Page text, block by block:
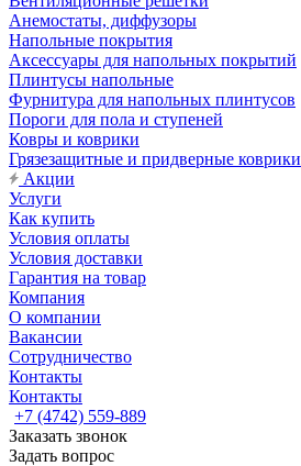
Анемостаты, диффузоры
Напольные покрытия
Аксессуары для напольных покрытий
Плинтусы напольные
Фурнитура для напольных плинтусов
Пороги для пола и ступеней
Ковры и коврики
Грязезащитные и придверные коврики
Акции
Услуги
Как купить
Условия оплаты
Условия доставки
Гарантия на товар
Компания
О компании
Вакансии
Сотрудничество
Контакты
Контакты
+7 (4742) 559-889
Заказать звонок
Задать вопрос